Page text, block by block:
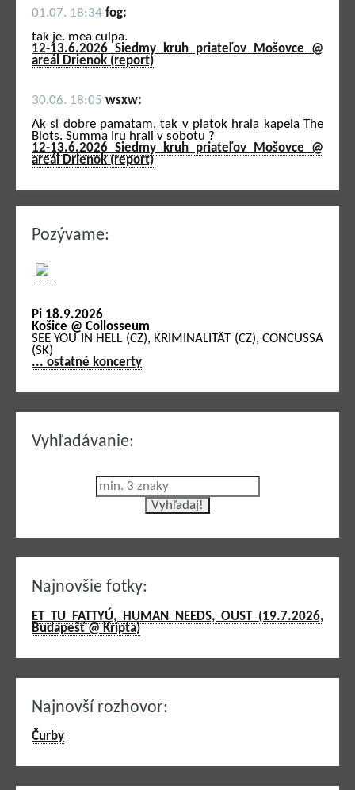
01.07. 18:34 fog:
tak je. mea culpa.
12-13.6.2026 Siedmy kruh priateľov Mošovce @
areál Drienok (report)
30.06. 18:05 wsxw:
Ak si dobre pamatam, tak v piatok hrala kapela The
Blots. Summa Iru hrali v sobotu ?
12-13.6.2026 Siedmy kruh priateľov Mošovce @
areál Drienok (report)
Pozývame:
Pi 18.9.2026
Košice @ Collosseum
SEE YOU IN HELL (CZ), KRIMINALITÄT (CZ), CONCUSSA
(SK)
... ostatné koncerty
Vyhľadávanie:
Najnovšie fotky:
ET TU FATTYÚ, HUMAN NEEDS, OUST (19.7.2026,
Budapešť @ Kripta)
Najnovší rozhovor:
Čurby